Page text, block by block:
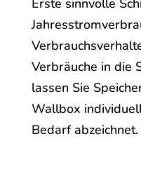
Erste sinnvolle
Verbräuche in die
lassen Sie
Wallbox
Bedarf abzeichnet.